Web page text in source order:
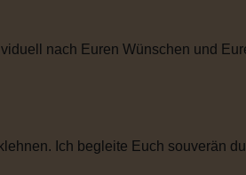
nach Euren Wünschen und
Ich begleite Euch souverän